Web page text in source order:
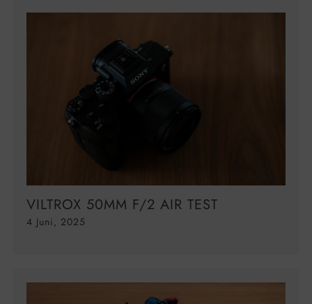
VILTROX 50MM F/2 AIR TEST
4 Juni, 2025